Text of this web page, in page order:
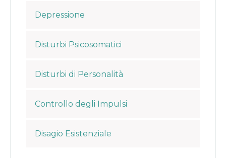
Depressione
Disturbi Psicosomatici
Disturbi di Personalità
Controllo degli Impulsi
Disagio Esistenziale